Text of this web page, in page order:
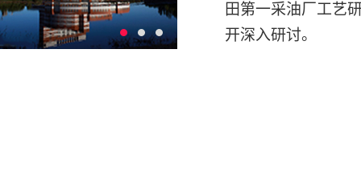
田第一采油厂工艺
开深入研讨。